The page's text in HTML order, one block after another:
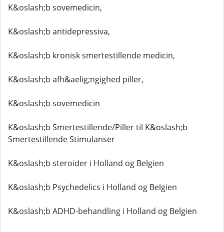
K&oslash;b sovemedicin,
K&oslash;b antidepressiva,
K&oslash;b kronisk smertestillende medicin,
K&oslash;b afh&aelig;ngighed piller,
K&oslash;b sovemedicin
K&oslash;b Smertestillende/Piller til K&oslash;b
Smertestillende Stimulanser
K&oslash;b steroider i Holland og Belgien
K&oslash;b Psychedelics i Holland og Belgien
K&oslash;b ADHD-behandling i Holland og Belgien